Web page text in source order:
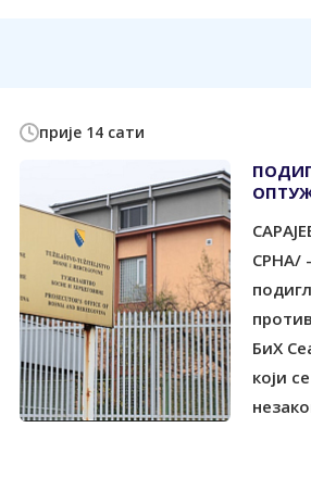
прије 14 сати
СРНА/
БиХ
који